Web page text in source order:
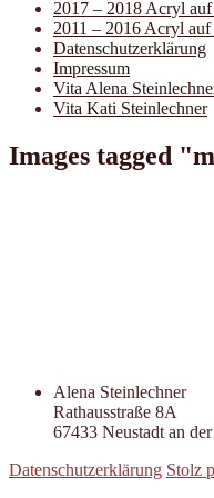
2017 – 2018 Acryl
2011 – 2016 Acryl
Datenschutzerklärung
Impressum
Vita Alena
Vita Kati Steinlechner
Images tagged
Alena Steinlechner
Rathausstraße 8A
67433 Neustadt an
Datenschutzerklärung Stolz